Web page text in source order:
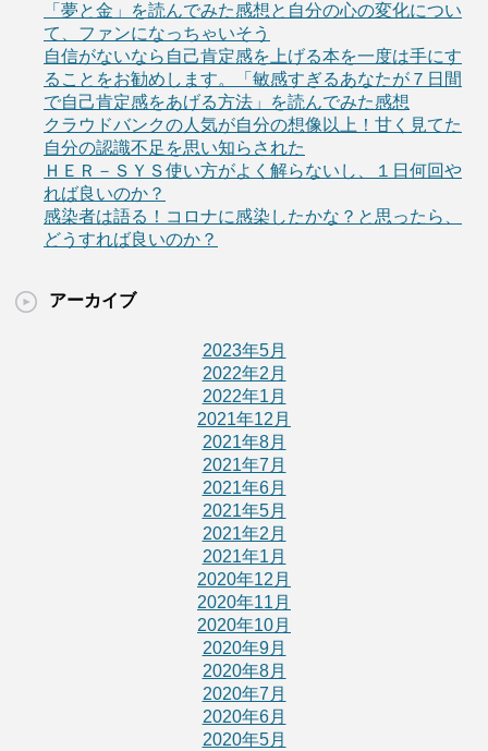
「夢と金」を読んでみた感想と自分の心の変化につい
て、ファンになっちゃいそう
自信がないなら自己肯定感を上げる本を一度は手にす
ることをお勧めします。「敏感すぎるあなたが７日間
で自己肯定感をあげる方法」を読んでみた感想
クラウドバンクの人気が自分の想像以上！甘く見てた
自分の認識不足を思い知らされた
ＨＥＲ－ＳＹＳ使い方がよく解らないし、１日何回や
れば良いのか？
感染者は語る！コロナに感染したかな？と思ったら、
どうすれば良いのか？
アーカイブ
2023年5月
2022年2月
2022年1月
2021年12月
2021年8月
2021年7月
2021年6月
2021年5月
2021年2月
2021年1月
2020年12月
2020年11月
2020年10月
2020年9月
2020年8月
2020年7月
2020年6月
2020年5月